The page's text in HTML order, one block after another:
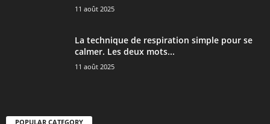
11 août 2025
La technique de respiration simple pour se
calmer. Les deux mots...
11 août 2025
POPULAR CATEGORY